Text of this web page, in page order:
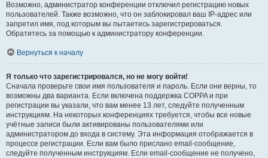
Возможно, администратор конференции отключил регистрацию новых
пользователей. Также возможно, что он заблокировал ваш IP-адрес или
запретил имя, под которым вы пытаетесь зарегистрироваться.
Обратитесь за помощью к администратору конференции.
Вернуться к началу
Я только что зарегистрировался, но не могу войти!
Сначала проверьте свои имя пользователя и пароль. Если они верны, то
возможны два варианта. Если включена поддержка COPPA и при
регистрации вы указали, что вам менее 13 лет, следуйте полученным
инструкциям. На некоторых конференциях требуется, чтобы все новые
учётные записи были активированы пользователями или
администратором до входа в систему. Эта информация отображается в
процессе регистрации. Если вам было прислано email-сообщение,
следуйте полученным инструкциям. Если email-сообщение не получено,